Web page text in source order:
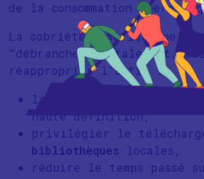
de la consommation
La sobriété numérique ne
“débrancher” totalement,
réapproprier l’outil :
limiter le
haute définition,
privilégier le
bibliothèques locales,
réduire le temps passé